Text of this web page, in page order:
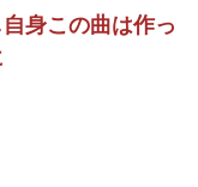
身この曲は作っ